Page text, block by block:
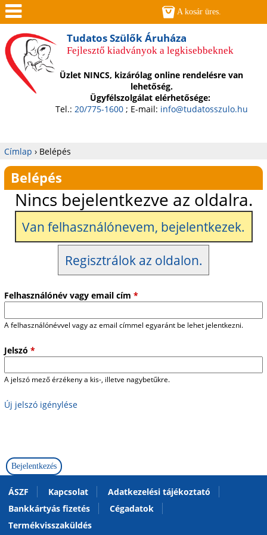
Jump to navigation
Tudatos Szülők Áruháza
Fejlesztő kiadványok a legkisebbeknek
Üzlet NINCS, kizárólag online rendelésre van
lehetőség.
Ügyfélszolgálat elérhetősége:
Tel.: 20/775-1600; E-mail: info@tudatosszulo.hu
Jelenlegi
hely
Címlap › Belépés
Belépés
Nincs bejelentkezve az oldalra.
Van felhasználónevem, bejelentkezek.
Regisztrálok az oldalon.
Felhasználónév vagy email cím *
A felhasználónévvel vagy az email címmel egyaránt be lehet jelentkezni.
Jelszó *
A jelszó mező érzékeny a kis-, illetve nagybetűkre.
Új jelszó igénylése
A kosár üres.
Men
ü
ÁSZF Kapcsolat
Adatkezelési tájékoztató
Bankkártyás fizetés
Cégadatok
Termékvisszaküldés